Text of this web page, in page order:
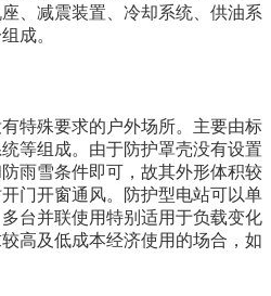
、减震装置、冷却系统、供油系
成。
特殊要求的户外场所。主要由标
等组成。由于防护罩壳没有设置
雨雪条件即可，故其外形体积较
门开窗通风。防护型电站可以单
台并联使用特别适用于负载变化
高及低成本经济使用的场合，如